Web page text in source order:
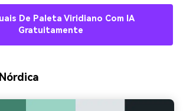
De Paleta Viridiano Com IA
Gratuitamente